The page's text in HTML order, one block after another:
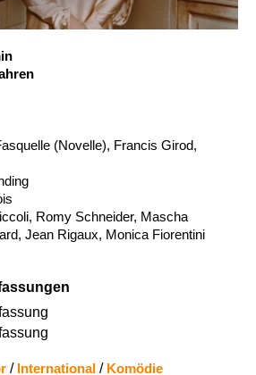
(Novelle), Francis Girod,
Romy Schneider, Mascha
Jean Rigaux, Monica Fiorentini
/ International / Komödie